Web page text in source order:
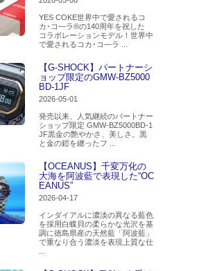
YES COKE世界中で愛されるコ
カ･コ―ラ®の140周年を祝した
コラボレーションモデル！世界中
で愛されるコカ･コ―ラ ...
【G-SHOCK】パートナーシ
ョップ限定のGMW-BZ5000
BD-1JF
2026-05-01
発売以来、人気継続のパートナー
ショップ限定 GMW-BZ5000BD-1
JF黒金の艶やかさ、美しさ。黒
と金の鎧を纏ったフ ...
【OCEANUS】千変万化の
大海を阿波藍で表現した“OC
EANUS”
2026-04-17
インダイアルに濃淡の異なる藍色
を採用白蝶貝の柔らかな光沢を基
調に徳島県産の天然藍「阿波藍」
で重なり合う濃淡を表現上質な仕